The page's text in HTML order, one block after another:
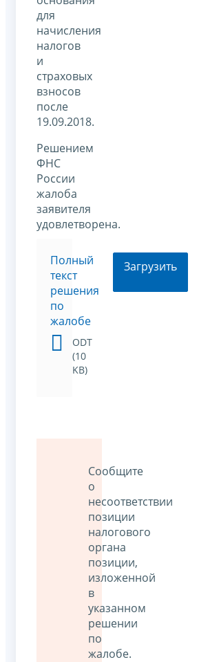
для
начисления
налогов
и
страховых
взносов
после
19.09.2018.
Решением
ФНС
России
жалоба
заявителя
удовлетворена.
Полный
текст
решения
по
жалобе
ODT
(10
KB)
Загрузить
Сообщите
о
несоответствии
позиции
налогового
органа
позиции,
изложенной
в
указанном
решении
по
жалобе.